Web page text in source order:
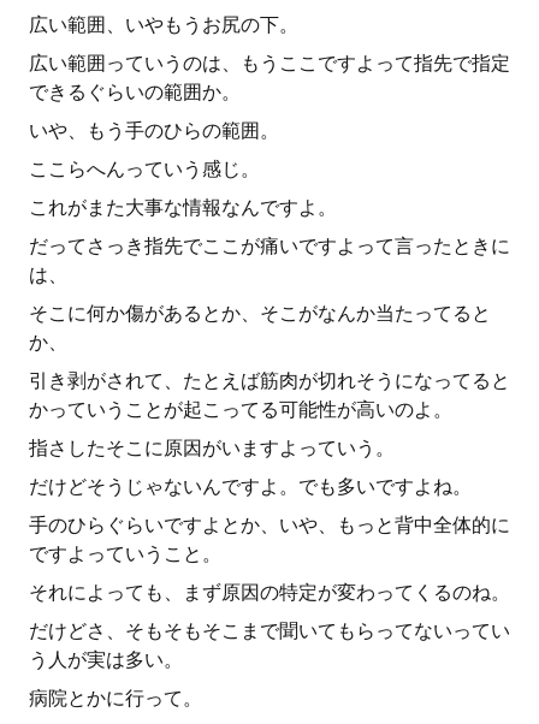
広い範囲、いやもうお尻の下。
広い範囲っていうのは、もうここですよって指先で指定
できるぐらいの範囲か。
いや、もう手のひらの範囲。
ここらへんっていう感じ。
これがまた大事な情報なんですよ。
だってさっき指先でここが痛いですよって言ったときに
は、
そこに何か傷があるとか、そこがなんか当たってると
か、
引き剥がされて、たとえば筋肉が切れそうになってると
かっていうことが起こってる可能性が高いのよ。
指さしたそこに原因がいますよっていう。
だけどそうじゃないんですよ。でも多いですよね。
手のひらぐらいですよとか、いや、もっと背中全体的に
ですよっていうこと。
それによっても、まず原因の特定が変わってくるのね。
だけどさ、そもそもそこまで聞いてもらってないってい
う人が実は多い。
病院とかに行って。